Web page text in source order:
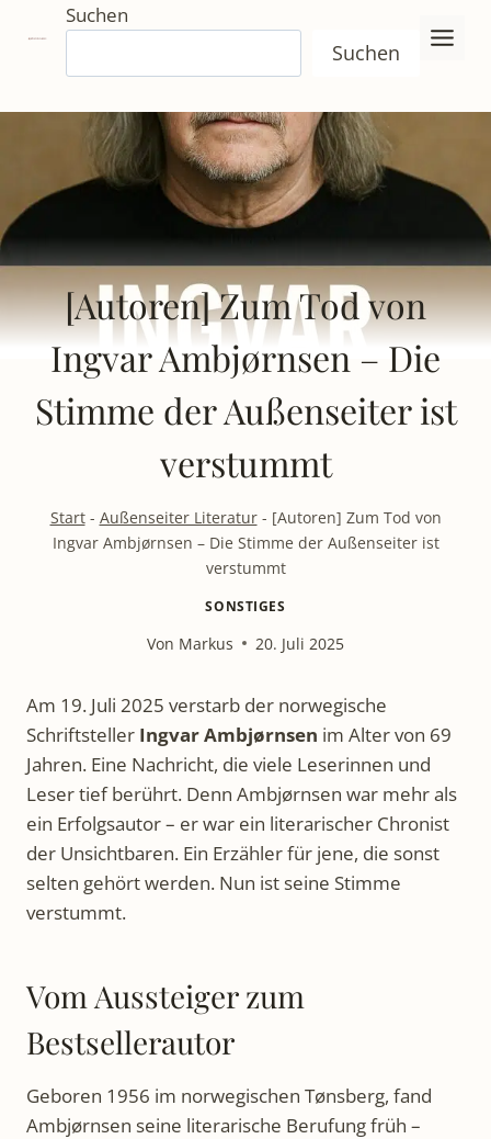
Inhalt
springen
Suchen
Suchen
[Autoren] Zum Tod von
Ingvar Ambjørnsen – Die
Stimme der Außenseiter ist
verstummt
Start- Außenseiter Literatur- [Autoren] Zum Tod von
Ingvar Ambjørnsen – Die Stimme der Außenseiter ist
verstummt
SONSTIGES
Von Markus 20. Juli 2025
Am 19. Juli 2025 verstarb der norwegische
Schriftsteller Ingvar Ambjørnsen im Alter von 69
Jahren. Eine Nachricht, die viele Leserinnen und
Leser tief berührt. Denn Ambjørnsen war mehr als
ein Erfolgsautor – er war ein literarischer Chronist
der Unsichtbaren. Ein Erzähler für jene, die sonst
selten gehört werden. Nun ist seine Stimme
verstummt.
Vom Aussteiger zum
Bestsellerautor
Geboren 1956 im norwegischen Tønsberg, fand
Ambjørnsen seine literarische Berufung früh –